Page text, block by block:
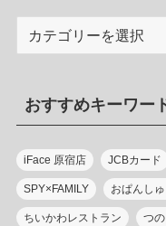
リ
ー
おすすめキーワー
iFace 原宿店 JCBカード
SPY×FAMILY おぱんし
ちいかわレストラン つ